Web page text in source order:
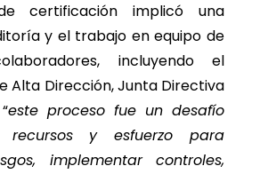
certificación implicó una
y el trabajo en equipo de
incluyendo el
Alta Dirección, Junta Directiva
este proceso fue un desafío
recursos y esfuerzo para
implementar controles,